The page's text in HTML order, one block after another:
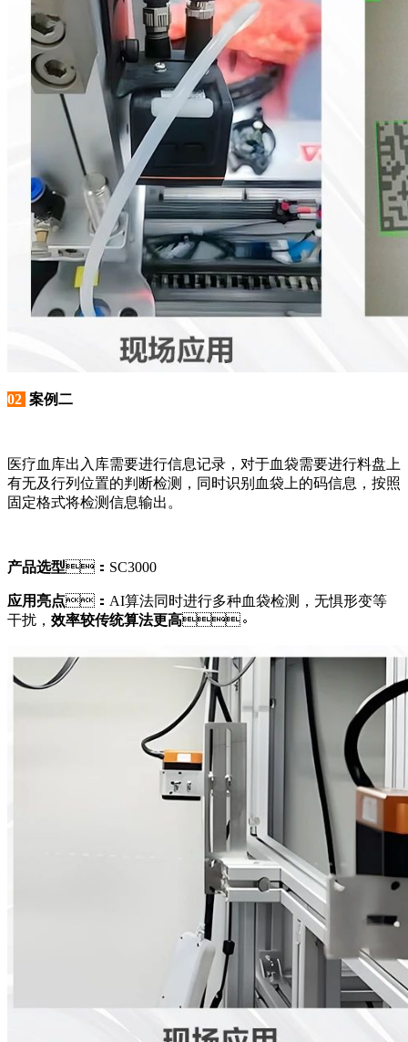
02 案例二
医疗血库出入库需要进行信息记录，对于血袋需要进行料盘上
有无及行列位置的判断检测，同时识别血袋上的码信息，按照
固定格式将检测信息输出。
产品选型：SC3000
应用亮点：AI算法同时进行多种血袋检测，无惧形变等
干扰， 效率较传统算法更高。